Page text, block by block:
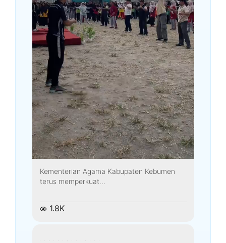
Kementerian Agama Kabupaten Kebumen
terus memperkuat...
1.8K